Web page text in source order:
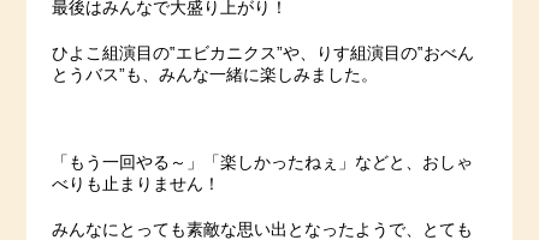
最後はみんなで大盛り上がり！
ひよこ組演目の‟エビカニクス”や、りす組演目の‟おべん
とうバス”も、みんな一緒に楽しみました。
「もう一回やる～」「楽しかったねぇ」などと、おしゃ
べりも止まりません！
みんなにとっても素敵な思い出となったようで、とても